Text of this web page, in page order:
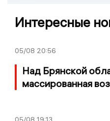
Интересные
05/08 20:56
Над Брянской
массированная